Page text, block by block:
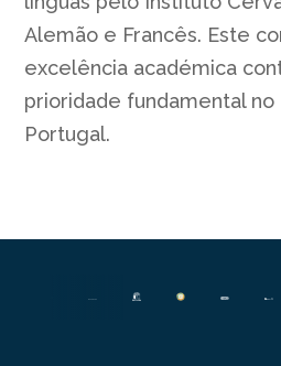
Alemão e Francês. Este
excelência académica
prioridade fundamental
Portugal.